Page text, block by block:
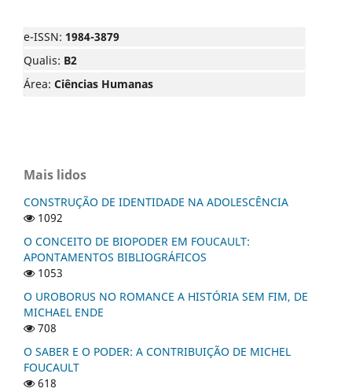
e-ISSN: 1984-3879
Qualis: B2
Área: Ciências Humanas
Mais lidos
CONSTRUÇÃO DE IDENTIDADE NA ADOLESCÊNCIA
1092
O CONCEITO DE BIOPODER EM FOUCAULT:
APONTAMENTOS BIBLIOGRÁFICOS
1053
O UROBORUS NO ROMANCE A HISTÓRIA SEM FIM, DE
MICHAEL ENDE
708
O SABER E O PODER: A CONTRIBUIÇÃO DE MICHEL
FOUCAULT
618